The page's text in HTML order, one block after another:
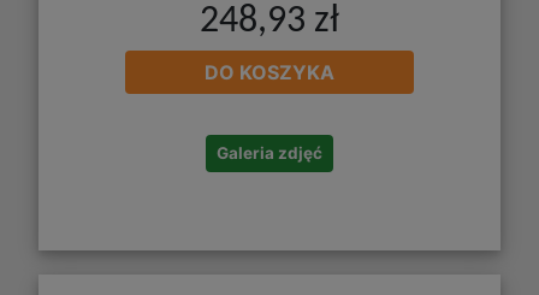
248,93 zł
DO KOSZYKA
Galeria zdjęć